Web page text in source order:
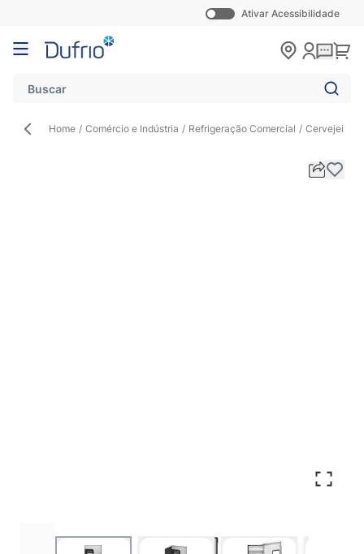
Ativar Acessibilidade
Pular para o conteúdo
Home / Comércio e Indústria / Refrigeração Comercial / Cervejeira
View larger imageView larger imageView larger